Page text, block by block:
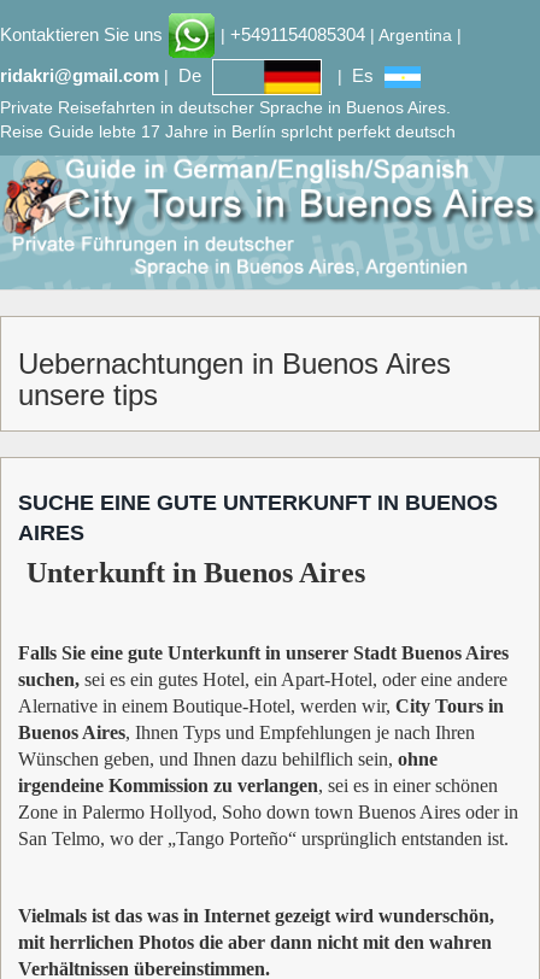
Kontaktieren Sie uns | +5491154085304 | Argentina |
ridakri@gmail.com | De | Es
Private Reisefahrten in deutscher Sprache in Buenos Aires.
Reise Guide lebte 17 Jahre in Berlín sprIcht perfekt deutsch
Uebernachtungen in Buenos Aires
unsere tips
SUCHE EINE GUTE UNTERKUNFT IN BUENOS
AIRES
Unterkunft in Buenos Aires
Falls Sie eine gute Unterkunft in unserer Stadt Buenos Aires
suchen, sei es ein gutes Hotel, ein Apart-Hotel, oder eine andere
Alernative in einem Boutique-Hotel, werden wir, City Tours in
Buenos Aires, Ihnen Typs und Empfehlungen je nach Ihren
Wünschen geben, und Ihnen dazu behilflich sein, ohne
irgendeine Kommission zu verlangen, sei es in einer schönen
Zone in Palermo Hollyod, Soho down town Buenos Aires oder in
San Telmo, wo der „Tango Porteño“ ursprünglich entstanden ist.
Vielmals ist das was in Internet gezeigt wird wunderschön,
mit herrlichen Photos die aber dann nicht mit den wahren
Verhältnissen übereinstimmen.